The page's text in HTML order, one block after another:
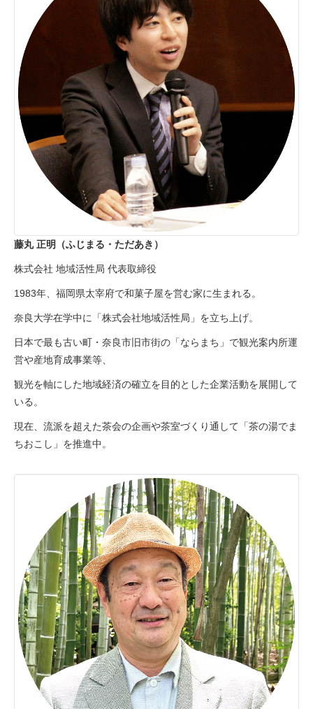
藤丸 正明（ふじまる・ただあき）
株式会社 地域活性局 代表取締役
1983年、福岡県太宰府で和菓子屋を営む家に生まれる。
奈良大学在学中に「株式会社地域活性局」を立ち上げ。
日本で最も古い町・奈良市旧市街の「ならまち」で観光案内所運
営や産地育成事業等、
観光を軸にした地域経済の確立を目的とした企業活動を展開して
いる。
現在、流派を超えた茶会の企画や茶室づくり通して「茶の湯でま
ちおこし」を推進中。